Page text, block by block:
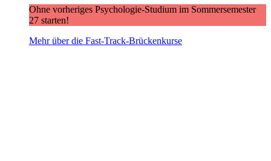
Ohne vorheriges Psychologie-Studium im Sommersemester
27 starten!
Mehr über die Fast-Track-Brückenkurse